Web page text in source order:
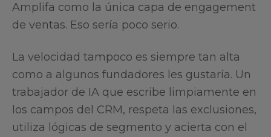
Amplifa como la única capa de engagement
de ventas. Eso sería poco serio.
La velocidad tampoco es siempre tan alta
como a algunos fundadores les gustaría. Un
trabajador de IA que escribe limpiamente en
los campos del CRM, respeta las exclusiones,
utiliza lógicas de segmento y acierta con el